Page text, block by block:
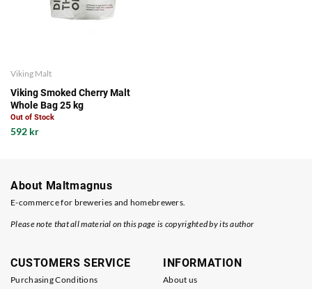
Viking Malt
Viking Smoked Cherry Malt
Whole Bag 25 kg
Out of Stock
592 kr
About Maltmagnus
E-commerce for breweries and homebrewers.
Please note that all material on this page is copyrighted by its author
CUSTOMERS SERVICE
Purchasing Conditions
INFORMATION
About us